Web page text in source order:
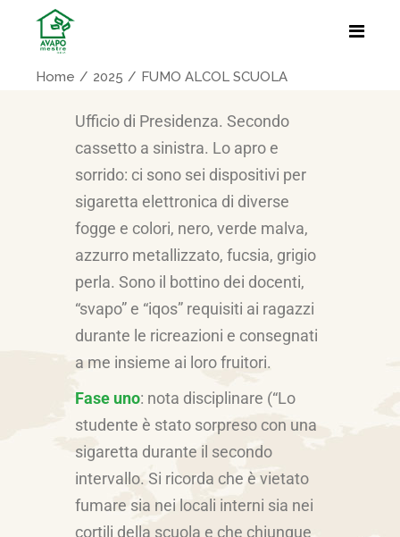
Home 2025 FUMO ALCOL SCUOLA
Ufficio di Presidenza. Secondo
cassetto a sinistra. Lo apro e
sorrido: ci sono sei dispositivi per
sigaretta elettronica di diverse
fogge e colori, nero, verde malva,
azzurro metallizzato, fucsia, grigio
perla. Sono il bottino dei docenti,
“svapo” e “iqos” requisiti ai ragazzi
durante le ricreazioni e consegnati
a me insieme ai loro fruitori.
Fase uno: nota disciplinare (“Lo
studente è stato sorpreso con una
sigaretta durante il secondo
intervallo. Si ricorda che è vietato
fumare sia nei locali interni sia nei
cortili della scuola e che chiunque